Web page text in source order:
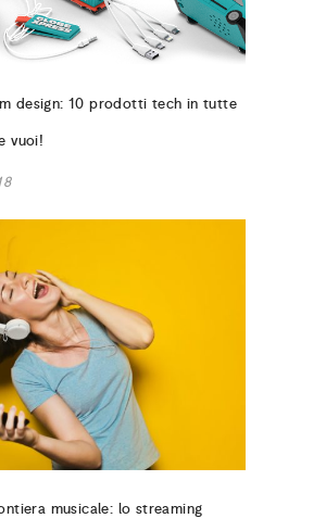
design: 10 prodotti tech in tutte
vuoi!
musicale: lo streaming